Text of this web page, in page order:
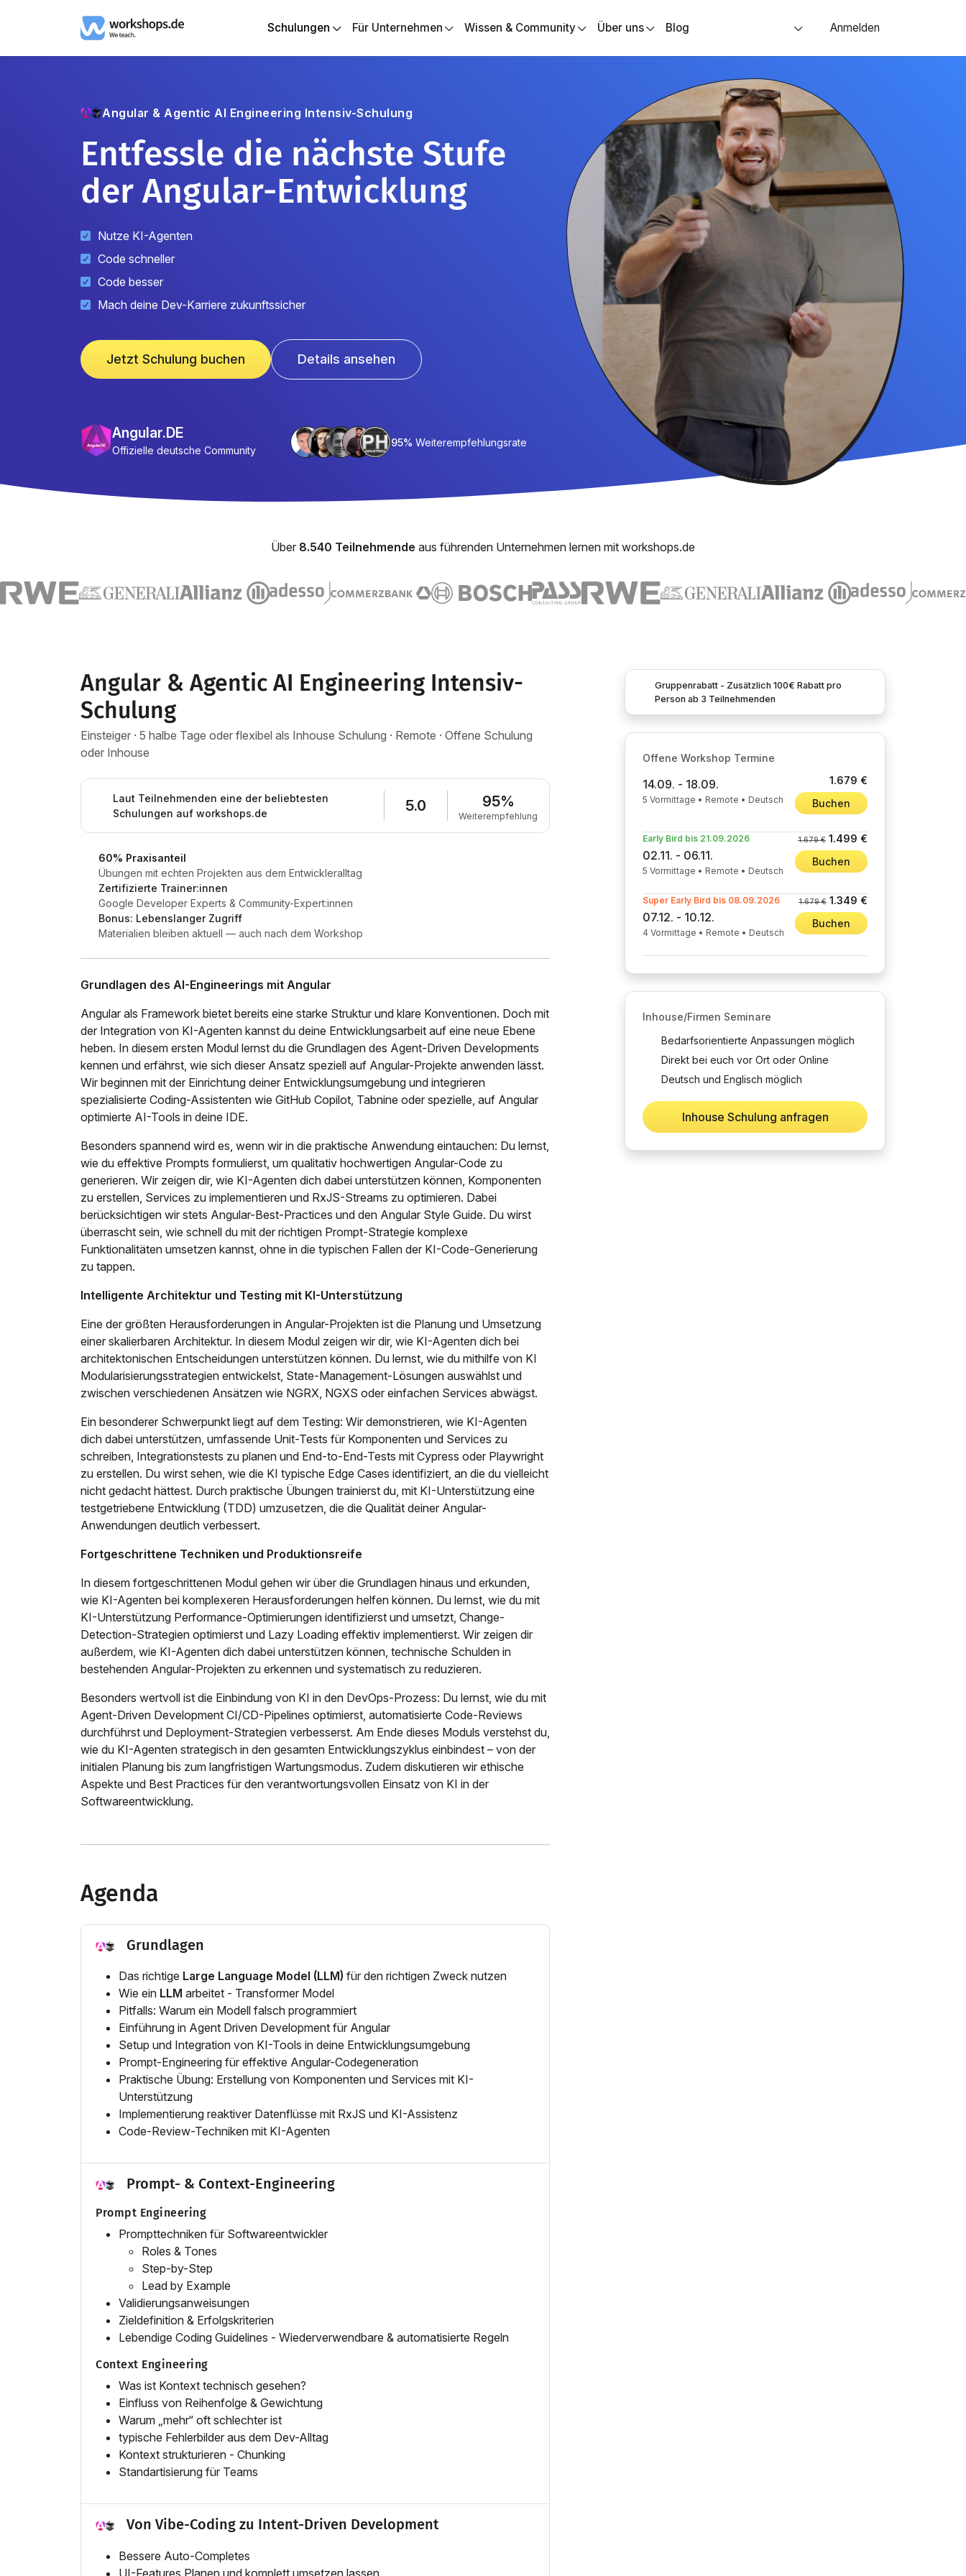
Schulungen Für Unternehmen Wissen & Community Über uns Blog Anmelden
Angular & Agentic AI Engineering Intensiv-Schulung
Entfessle die nächste Stufe
der Angular-Entwicklung
Nutze KI-Agenten
Code schneller
Code besser
Mach deine Dev-Karriere zukunftssicher
Jetzt Schulung buchen Details ansehen
Angular.DE
Offizielle deutsche Community
95% Weiterempfehlungsrate
Über 8.540 Teilnehmende aus führenden Unternehmen lernen mit workshops.de
Angular & Agentic AI Engineering Intensiv-
Schulung
Einsteiger · 5 halbe Tage oder flexibel als Inhouse Schulung · Remote · Offene Schulung
oder Inhouse
Laut Teilnehmenden eine der beliebtesten
Schulungen auf workshops.de
5.0 95%
Weiterempfehlung
60% Praxisanteil
Übungen mit echten Projekten aus dem Entwickleralltag
Zertifizierte Trainer:innen
Google Developer Experts & Community-Expert:innen
Bonus: Lebenslanger Zugriff
Materialien bleiben aktuell — auch nach dem Workshop
Grundlagen des AI-Engineerings mit Angular
Angular als Framework bietet bereits eine starke Struktur und klare Konventionen. Doch mit
der Integration von KI-Agenten kannst du deine Entwicklungsarbeit auf eine neue Ebene
heben. In diesem ersten Modul lernst du die Grundlagen des Agent-Driven Developments
kennen und erfährst, wie sich dieser Ansatz speziell auf Angular-Projekte anwenden lässt.
Wir beginnen mit der Einrichtung deiner Entwicklungsumgebung und integrieren
spezialisierte Coding-Assistenten wie GitHub Copilot, Tabnine oder spezielle, auf Angular
optimierte AI-Tools in deine IDE.
Besonders spannend wird es, wenn wir in die praktische Anwendung eintauchen: Du lernst,
wie du effektive Prompts formulierst, um qualitativ hochwertigen Angular-Code zu
generieren. Wir zeigen dir, wie KI-Agenten dich dabei unterstützen können, Komponenten
zu erstellen, Services zu implementieren und RxJS-Streams zu optimieren. Dabei
berücksichtigen wir stets Angular-Best-Practices und den Angular Style Guide. Du wirst
überrascht sein, wie schnell du mit der richtigen Prompt-Strategie komplexe
Funktionalitäten umsetzen kannst, ohne in die typischen Fallen der KI-Code-Generierung
zu tappen.
Intelligente Architektur und Testing mit KI-Unterstützung
Eine der größten Herausforderungen in Angular-Projekten ist die Planung und Umsetzung
einer skalierbaren Architektur. In diesem Modul zeigen wir dir, wie KI-Agenten dich bei
architektonischen Entscheidungen unterstützen können. Du lernst, wie du mithilfe von KI
Modularisierungsstrategien entwickelst, State-Management-Lösungen auswählst und
zwischen verschiedenen Ansätzen wie NGRX, NGXS oder einfachen Services abwägst.
Ein besonderer Schwerpunkt liegt auf dem Testing: Wir demonstrieren, wie KI-Agenten
dich dabei unterstützen, umfassende Unit-Tests für Komponenten und Services zu
schreiben, Integrationstests zu planen und End-to-End-Tests mit Cypress oder Playwright
zu erstellen. Du wirst sehen, wie die KI typische Edge Cases identifiziert, an die du vielleicht
nicht gedacht hättest. Durch praktische Übungen trainierst du, mit KI-Unterstützung eine
testgetriebene Entwicklung (TDD) umzusetzen, die die Qualität deiner Angular-
Anwendungen deutlich verbessert.
Fortgeschrittene Techniken und Produktionsreife
In diesem fortgeschrittenen Modul gehen wir über die Grundlagen hinaus und erkunden,
wie KI-Agenten bei komplexeren Herausforderungen helfen können. Du lernst, wie du mit
KI-Unterstützung Performance-Optimierungen identifizierst und umsetzt, Change-
Detection-Strategien optimierst und Lazy Loading effektiv implementierst. Wir zeigen dir
außerdem, wie KI-Agenten dich dabei unterstützen können, technische Schulden in
bestehenden Angular-Projekten zu erkennen und systematisch zu reduzieren.
Besonders wertvoll ist die Einbindung von KI in den DevOps-Prozess: Du lernst, wie du mit
Agent-Driven Development CI/CD-Pipelines optimierst, automatisierte Code-Reviews
durchführst und Deployment-Strategien verbesserst. Am Ende dieses Moduls verstehst du,
wie du KI-Agenten strategisch in den gesamten Entwicklungszyklus einbindest – von der
initialen Planung bis zum langfristigen Wartungsmodus. Zudem diskutieren wir ethische
Aspekte und Best Practices für den verantwortungsvollen Einsatz von KI in der
Softwareentwicklung.
Agenda
Grundlagen
Das richtige Large Language Model (LLM) für den richtigen Zweck nutzen
Wie ein LLM arbeitet - Transformer Model
Pitfalls: Warum ein Modell falsch programmiert
Einführung in Agent Driven Development für Angular
Setup und Integration von KI-Tools in deine Entwicklungsumgebung
Prompt-Engineering für effektive Angular-Codegeneration
Praktische Übung: Erstellung von Komponenten und Services mit KI-
Unterstützung
Implementierung reaktiver Datenflüsse mit RxJS und KI-Assistenz
Code-Review-Techniken mit KI-Agenten
Prompt- & Context-Engineering
Prompt Engineering
Prompttechniken für Softwareentwickler
Roles & Tones
Step-by-Step
Lead by Example
Validierungsanweisungen
Zieldefinition & Erfolgskriterien
Lebendige Coding Guidelines - Wiederverwendbare & automatisierte Regeln
Context Engineering
Was ist Kontext technisch gesehen?
Einfluss von Reihenfolge & Gewichtung
Warum „mehr“ oft schlechter ist
typische Fehlerbilder aus dem Dev-Alltag
Kontext strukturieren - Chunking
Standartisierung für Teams
Von Vibe-Coding zu Intent-Driven Development
Bessere Auto-Completes
UI-Features Planen und komplett umsetzen lassen
Gruppenrabatt - Zusätzlich 100€ Rabatt pro
Person ab 3 Teilnehmenden
Offene Workshop Termine
14.09. - 18.09.
5 Vormittage • Remote • Deutsch
1.679 €
Buchen
Early Bird bis 21.09.2026
02.11. - 06.11.
5 Vormittage • Remote • Deutsch
1.679 €1.499 €
Buchen
Super Early Bird bis 08.09.2026
07.12. - 10.12.
4 Vormittage • Remote • Deutsch
1.679 €1.349 €
Buchen
Inhouse/Firmen Seminare
Bedarfsorientierte Anpassungen möglich
Direkt bei euch vor Ort oder Online
Deutsch und Englisch möglich
Inhouse Schulung anfragen